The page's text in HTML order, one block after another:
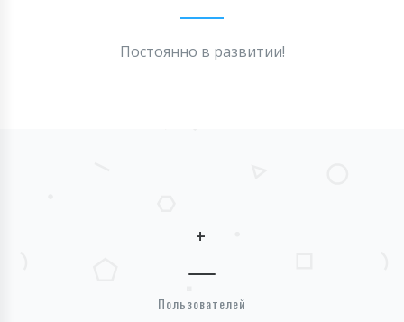
Постоянно в развитии!
+
Пользователей